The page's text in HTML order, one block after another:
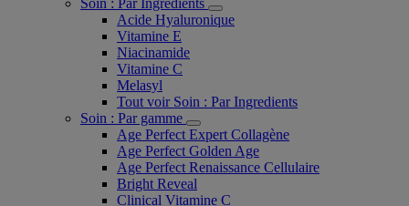
Soin : Par Ingredients
Acide Hyaluronique
Vitamine E
Niacinamide
Vitamine C
Melasyl
Tout voir Soin : Par Ingredients
Soin : Par gamme
Age Perfect Expert Collagène
Age Perfect Golden Age
Age Perfect Renaissance Cellulaire
Bright Reveal
Clinical Vitamine C